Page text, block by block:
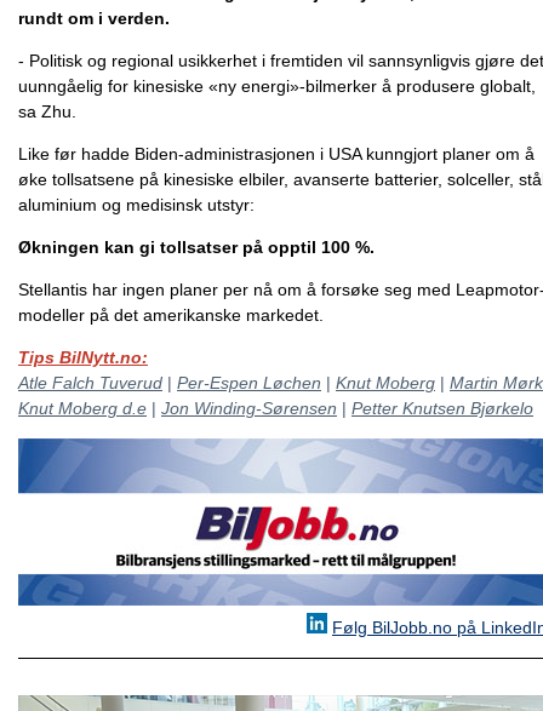
rundt om i verden.
- Politisk og regional usikkerhet i fremtiden vil sannsynligvis gjøre det
uunngåelig for kinesiske «ny energi»-bilmerker å produsere globalt,
sa Zhu.
Like før hadde Biden-administrasjonen i USA kunngjort planer om å
øke tollsatsene på kinesiske elbiler, avanserte batterier, solceller,
aluminium og medisinsk utstyr:
Økningen kan gi tollsatser på opptil 100 %.
Stellantis har ingen planer per nå om å forsøke seg med
modeller på det amerikanske markedet.
Tips BilNytt.no:
Atle Falch Tuverud | Per-Espen Løchen | Knut Moberg | Martin Mørk
Knut Moberg d.e | Jon Winding-Sørensen | Petter Knutsen Bjørkelo
Følg BilJobb.no på